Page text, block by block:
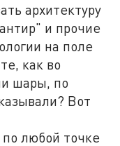
архитектуру
и прочие
на поле
как во
шары, по
Вот
любой точке